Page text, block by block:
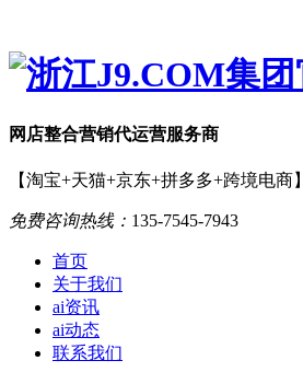
网店整合营销代运营服务商
【淘宝+天猫+京东+拼多多+跨境电商】
免费咨询热线： 135-7545-7943
首页
关于我们
ai资讯
ai动态
联系我们